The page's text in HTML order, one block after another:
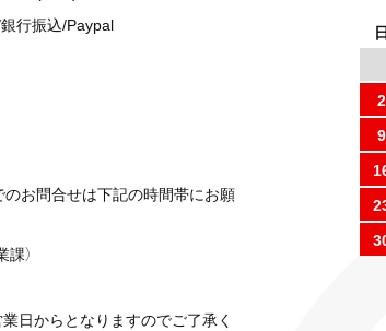
行振込/Paypal
お問合せは下記の時間帯にお願
）
日からとなりますのでご了承く
2
9